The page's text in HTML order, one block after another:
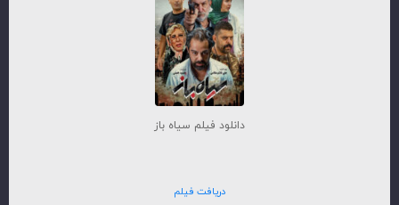
دانلود فیلم سیاه باز
دریافت فیلم